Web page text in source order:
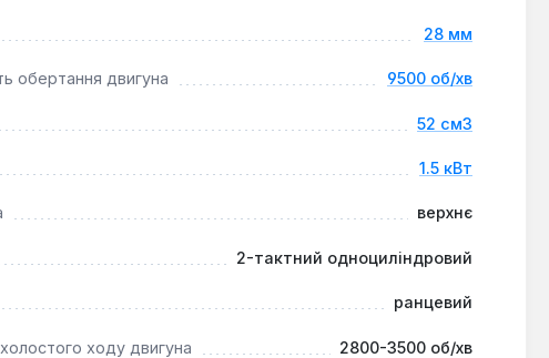
28 мм
обертання двигуна 9500 об/хв
52 см3
1.5 кВт
верхнє
2-тактний одноциліндровий
ранцевий
ходу двигуна 2800-3500 об/хв